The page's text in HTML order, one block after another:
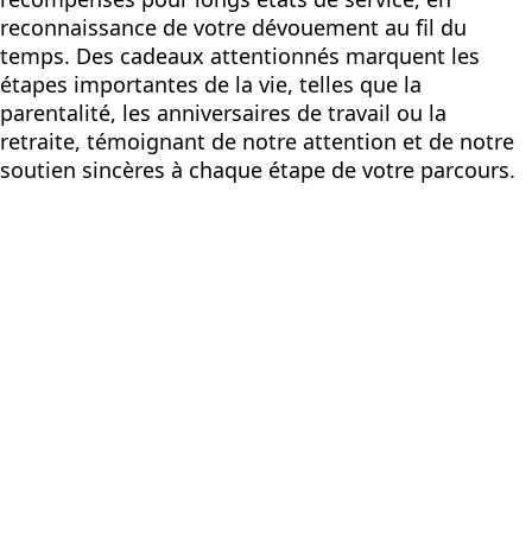
reconnaissance de votre dévouement au fil du
temps. Des cadeaux attentionnés marquent les
étapes importantes de la vie, telles que la
parentalité, les anniversaires de travail ou la
retraite, témoignant de notre attention et de notre
soutien sincères à chaque étape de votre parcours.